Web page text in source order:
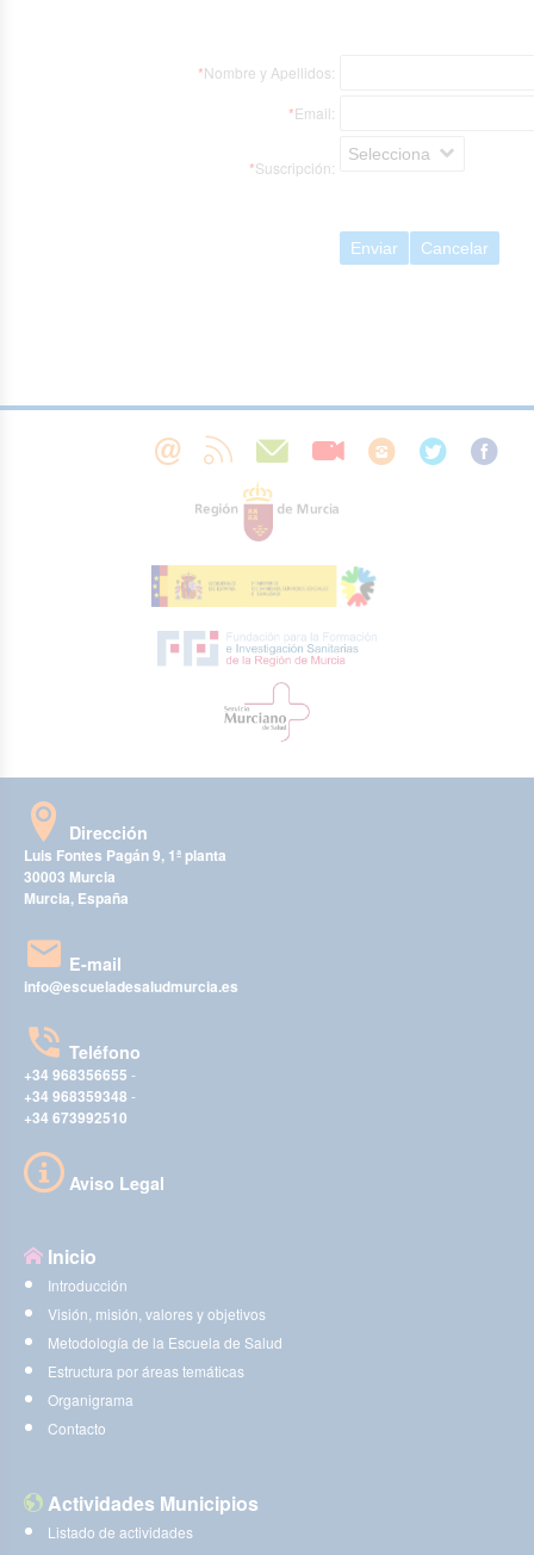
*Nombre y Apellidos:
*Email:
*Suscripción:
Selecciona
Enviar Cancelar
Dirección
Luis Fontes Pagán 9, 1ª planta
30003 Murcia
Murcia, España
E-mail
info@escueladesaludmurcia.es
Teléfono
+34 968356655 -
+34 968359348 -
+34 673992510
Aviso Legal
Inicio
Introducción
Visión, misión, valores y objetivos
Metodología de la Escuela de Salud
Estructura por áreas temáticas
Organigrama
Contacto
Actividades Municipios
Listado de actividades